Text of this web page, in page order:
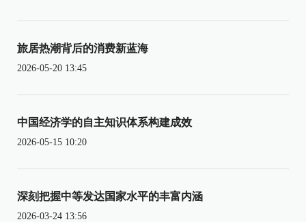
旅居热潮背后的消费新蓝海
2026-05-20 13:45
中国经济学的自主知识体系构建成效
2026-05-15 10:20
深刻把握中等发达国家水平的丰富内涵
2026-03-24 13:56